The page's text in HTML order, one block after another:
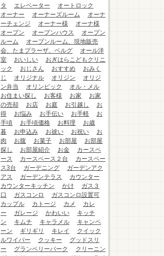
タ
エレベーター
オートロック
オーナー
オーナーズルーム
オーナ
ーチェンジ
オーナー様
オーナ様
オープン
オープンハウス
オープン
ルーム
オープンルーム、現地販売
会、たまプラーザ、ベルグ
オール洋
室
おいしい
おぎはらこどもクリニ
ック
おじさん おすすめ
おみく
じ
オリジナル オリジン
オリジ
ン弁当
オリンピック
オル・メル
お住まい探し
お客様 お家
お家
の売却
お店 お庭 お引越し
お
得
お悩み お手伝い お手軽
お
手頃
お手頃価格 お料理
お歳
暮
お申込み お祓い お祝い
お
肉
お腹 お菓子 お部屋
お部屋
探し
お部屋紹介 お金
カースペ
ース
カースペース２台
カースペー
ス3台
ガーデニング
ガーデンアク
アス
ガーデンテラス
カウンター
カウンターキッチン
かけ
ガス３
口
ガスコンロ
ガスコンロ設置可
カップル
カトージ カメ
カレ
ー
ガレージ かわいい
キッチ
ン
キムチ キャラメル
キャンペ
ーン
ギリギリ キレイ
クイック
ルワイパー
クッキー
グッドスリ
ー
グランベリーパーク
クリーニン